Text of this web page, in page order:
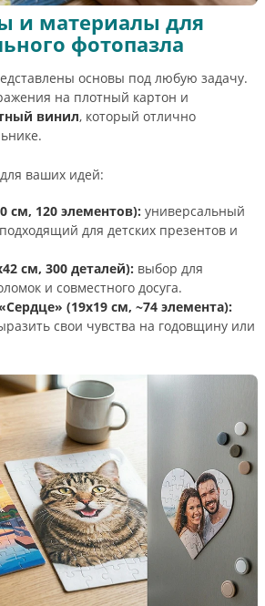
и материалы для
фотопазла
основы под любую задачу.
на плотный картон и
винил, который отлично
ваших идей:
см, 120 элементов): универсальный
для детских презентов и
см, 300 деталей): выбор для
и совместного досуга.
(19х19 см, ~74 элемента):
свои чувства на годовщину или